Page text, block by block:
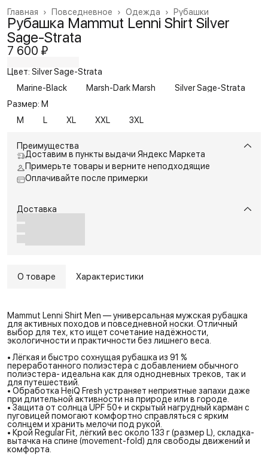
Рубашки
Одежда ›
Повседневное ›
Главная ›
Рубашка Mammut Lenni Shirt Silver
Sage-Strata
7 600 ₽
Цвет: Silver Sage-Strata
Marine-Black
Marsh-Dark Marsh
Silver Sage-Strata
Размер: M
M
L XL XXL 3XL
Преимущества
Доставим в пункты выдачи Яндекс Маркета
Примерьте товары и верните неподходящие
Оплачивайте после примерки
Доставка
О товаре Характеристики
Mammut Lenni Shirt Men — универсальная мужская рубашка
для активных походов и повседневной носки. Отличный
выбор для тех, кто ищет сочетание надёжности,
экологичности и практичности без лишнего веса.
• Лёгкая и быстро сохнущая рубашка из 91 %
переработанного полиэстера с добавлением обычного
полиэстера- идеальна как для однодневных треков, так и
для путешествий.
• Обработка HeiQ Fresh устраняет неприятные запахи даже
при длительной активности на природе или в городе.
• Защита от солнца UPF 50+ и скрытый нагрудный карман с
пуговицей помогают комфортно справляться с ярким
солнцем и хранить мелочи под рукой.
• Крой Regular Fit, лёгкий вес около 133 г (размер L), складка-
вытачка на спине (movement-fold) для свободы движений и
комфорта.